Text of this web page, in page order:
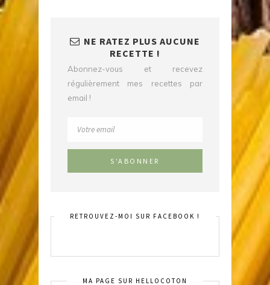
NE RATEZ PLUS AUCUNE
RECETTE !
Abonnez-vous et recevez
régulièrement mes recettes par
email !
RETROUVEZ-MOI SUR FACEBOOK !
MA PAGE SUR HELLOCOTON